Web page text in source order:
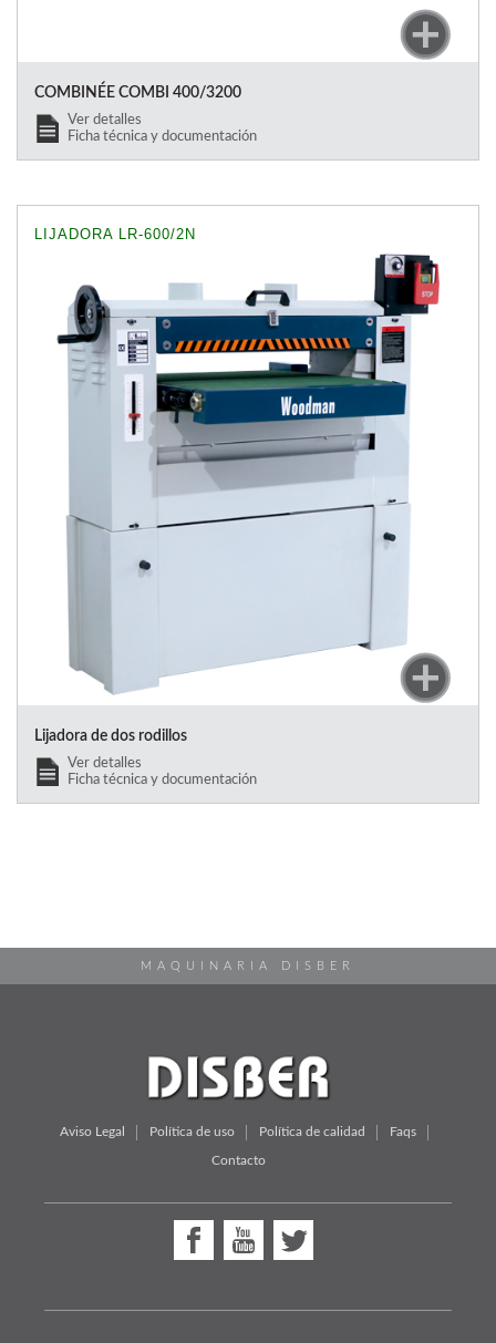
COMBINÉE COMBI 400/3200
Ver detalles
Ficha técnica y documentación
LIJADORA LR-600/2N
Lijadora de dos rodillos
Ver detalles
Ficha técnica y documentación
MAQUINARIA DISBER
Aviso Legal Política de uso Política de calidad Faqs
Contacto